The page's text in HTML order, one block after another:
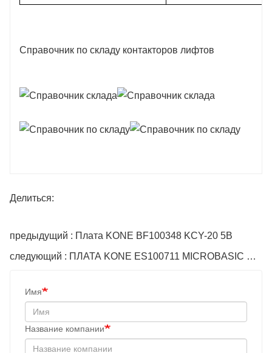
Справочник по складу контакторов лифтов
Делиться:
предыдущий : Плата KONE BF100348 KCY-20 5B
следующий : ПЛАТА KONE ES100711 MICROBASIC PRIMA
Имя
Название компании